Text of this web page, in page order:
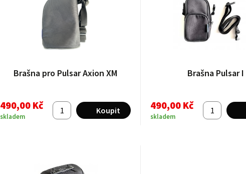
Brašna pro Pulsar Axion XM
490,00 Kč
skladem
Brašna Pulsar I
490,00 Kč
skladem